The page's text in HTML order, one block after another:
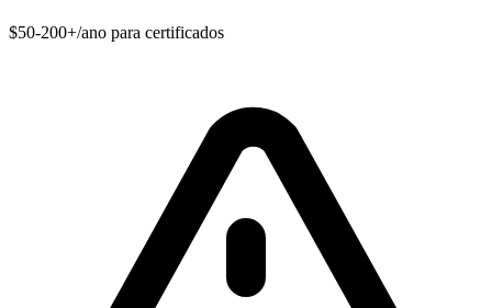
$50-200+/ano para certificados